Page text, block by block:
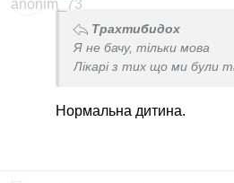
Трахтибидох
Я не бачу, тільки мова
Лікарі з тих що ми були
Нормальна дитина.